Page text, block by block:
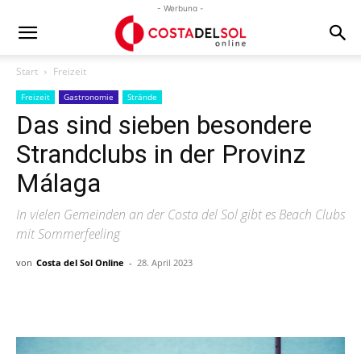
- Werbung -
Start Freizeit
Freizeit Gastronomie Strände
Das sind sieben besondere
Strandclubs in der Provinz
Málaga
In vielen Gemeinden an der Costa del Sol gibt es Beach Clubs
mit Sommerfeeling
von Costa del Sol Online - 28. April 2023